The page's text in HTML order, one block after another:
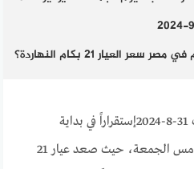
21 بكام النهاردة؟
سجل سعر الذهب اليوم السبت 31-8-2024إستقراراً في بداية
تعاملات اليوم بعد آخر إرتفاع أمس الجمعة، حيث صعد عيار 21